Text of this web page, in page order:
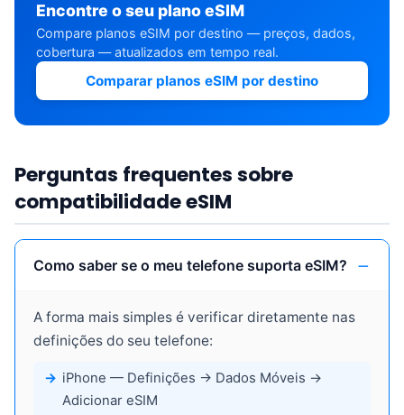
Encontre o seu plano eSIM
Compare planos eSIM por destino — preços, dados,
cobertura — atualizados em tempo real.
Comparar planos eSIM por destino
Perguntas frequentes sobre
compatibilidade eSIM
Como saber se o meu telefone suporta eSIM?
A forma mais simples é verificar diretamente nas
definições do seu telefone:
iPhone — Definições → Dados Móveis →
Adicionar eSIM